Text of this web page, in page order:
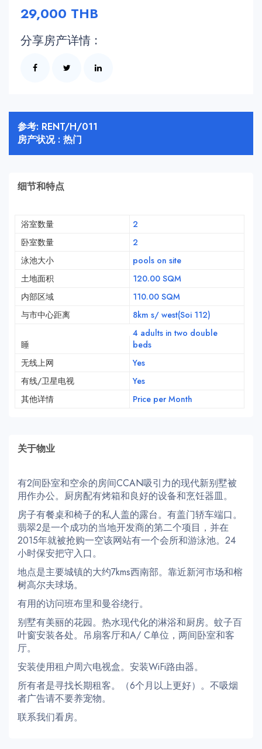
29,000 THB
分享房产详情 :
参考: RENT/H/011
房产状况 : 热门
细节和特点
浴室数量
2
卧室数量
2
泳池大小
pools on site
土地面积
120.00 SQM
内部区域
110.00 SQM
与市中心距离
8km s/ west(Soi 112)
睡
4 adults in two double
beds
无线上网
Yes
有线/卫星电视
Yes
其他详情
Price per Month
关于物业
有2间卧室和空余的房间CCAN吸引力的现代新别墅被
用作办公。厨房配有烤箱和良好的设备和烹饪器皿。
房子有餐桌和椅子的私人盖的露台。有盖门轿车端口。
翡翠2是一个成功的当地开发商的第二个项目，并在
2015年就被抢购一空该网站有一个会所和游泳池。24
小时保安把守入口。
地点是主要城镇的大约7kms西南部。靠近新河市场和榕
树高尔夫球场。
有用的访问班布里和曼谷绕行。
别墅有美丽的花园。热水现代化的淋浴和厨房。蚊子百
叶窗安装各处。吊扇客厅和A/ C单位，两间卧室和客
厅。
安装使用租户周六电视盒。安装WiFi路由器。
所有者是寻找长期租客。（6个月以上更好）。不吸烟
者广告请不要养宠物。
联系我们看房。